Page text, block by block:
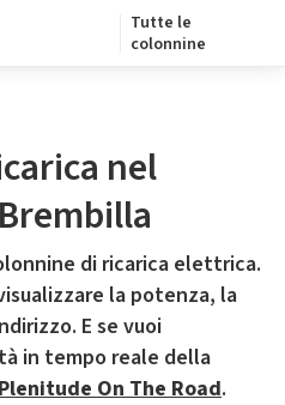
Tutte le
colonnine
nel
di ricarica elettrica.
la potenza, la
E se vuoi
in tempo reale della
On The Road.